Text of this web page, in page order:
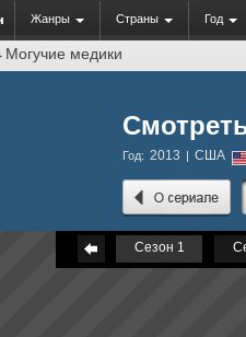
Могучие медики
Жанры Страны Год
Год: 2013 | США
Сезон 1